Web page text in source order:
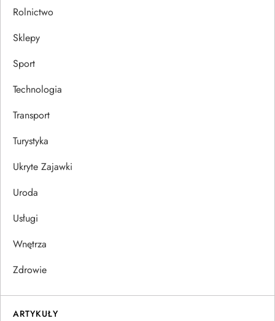
Rolnictwo
Sklepy
Sport
Technologia
Transport
Turystyka
Ukryte Zajawki
Uroda
Usługi
Wnętrza
Zdrowie
ARTYKUŁY